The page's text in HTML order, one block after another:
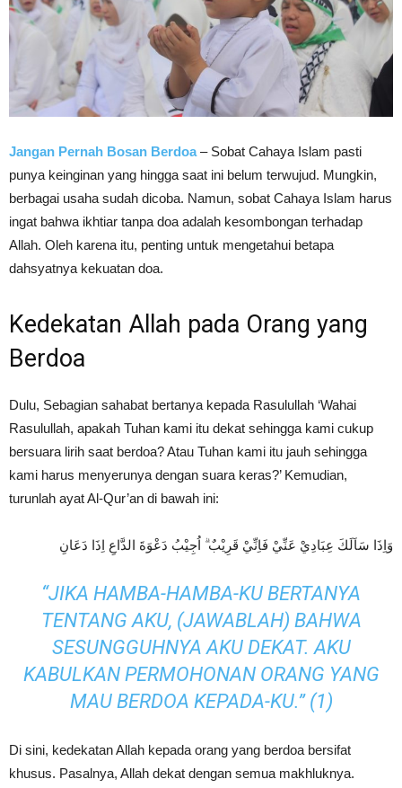
Jangan Pernah Bosan Berdoa– Sobat Cahaya Islam pasti
punya keinginan yang hingga saat ini belum terwujud. Mungkin,
berbagai usaha sudah dicoba. Namun, sobat Cahaya Islam harus
ingat bahwa ikhtiar tanpa doa adalah kesombongan terhadap
Allah. Oleh karena itu, penting untuk mengetahui betapa
dahsyatnya kekuatan doa.
Kedekatan Allah pada Orang yang
Berdoa
Dulu, Sebagian sahabat bertanya kepada Rasulullah ‘Wahai
Rasulullah, apakah Tuhan kami itu dekat sehingga kami cukup
bersuara lirih saat berdoa? Atau Tuhan kami itu jauh sehingga
kami harus menyerunya dengan suara keras?’ Kemudian,
turunlah ayat Al-Qur’an di bawah ini:
وَاِذَا سَاَلَكَ عِبَادِيْ عَنِّيْ فَاِنِّيْ قَرِيْبٌ ۗ اُجِيْبُ دَعْوَةَ الدَّاعِ اِذَا دَعَانِ
“JIKA HAMBA-HAMBA-KU BERTANYA
TENTANG AKU, (JAWABLAH) BAHWA
SESUNGGUHNYA AKU DEKAT. AKU
KABULKAN PERMOHONAN ORANG YANG
MAU BERDOA KEPADA-KU.” (1)
Di sini, kedekatan Allah kepada orang yang berdoa bersifat
khusus. Pasalnya, Allah dekat dengan semua makhluknya.